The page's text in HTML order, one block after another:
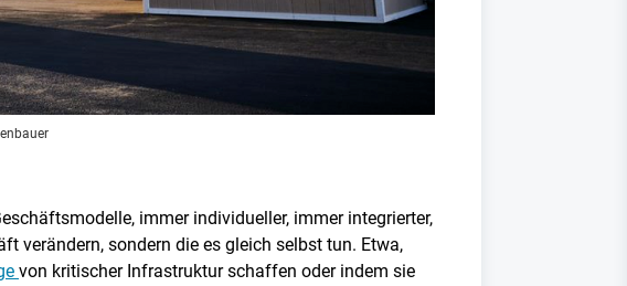
immer individueller, immer integrierter,
verändern, sondern die es gleich selbst tun. Etwa,
von kritischer Infrastruktur schaffen oder indem sie